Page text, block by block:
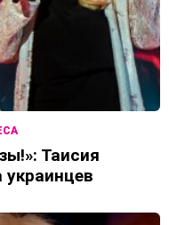
Таисия